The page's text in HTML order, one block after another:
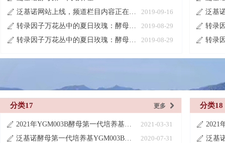
2019-09-16
ꄅ
泛基诺网站上线，频道栏目内容正在建设中
2019-08-29
ꄅ
转录因子万花丛中的夏日玫瑰：酵母单杂交系统
2019-08-29
ꄅ 转录因子万花丛中的夏日玫瑰：酵母单杂交系统
ꄅ
ꄅ
ꄅ
分类17
2021-03-31
ꄅ
2021年YGM003B酵母第一代培养基产品目录更新说明
2020-07-31
ꄅ
泛基诺酵母第一代培养基YGM003B系列
分类18
ꄅ
ꄅ
更多 낑